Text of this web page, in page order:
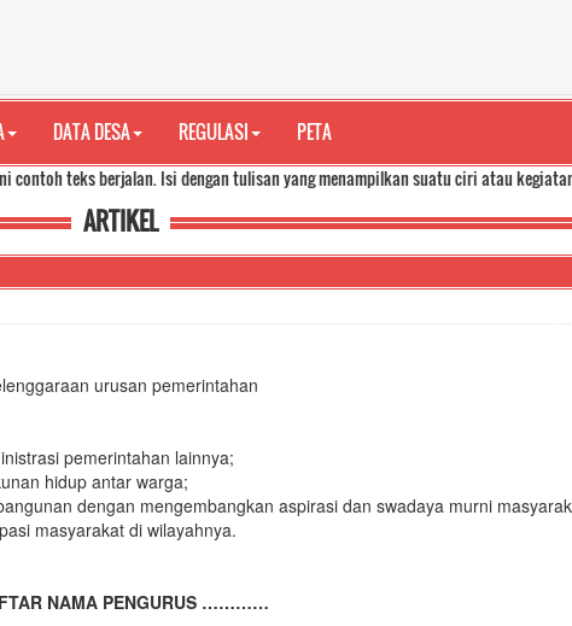
DATA DESA REGULASI PETA
berjalan. Isi dengan tulisan yang menampilkan suatu ciri atau kegiatan penting di
ARTIKEL
urusan pemerintahan
pemerintahan lainnya;
hidup antar warga;
dengan mengembangkan aspirasi dan swadaya murni
masyarakat di wilayahnya.
NAMA PENGURUS …………